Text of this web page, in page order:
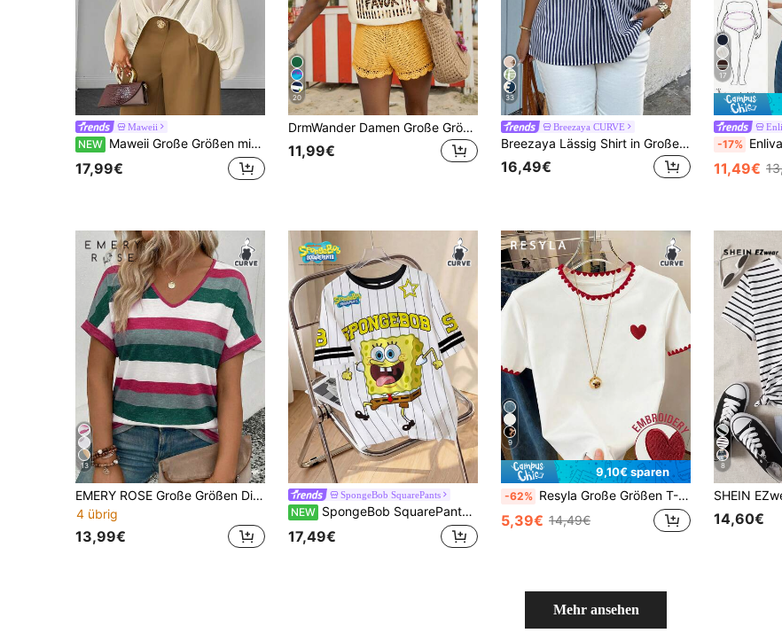
Maweii
NEW Maweii Große Größen minimalistische elegante sonnenschutzfähige vielseitige romantische Bluse
17,99€
20
DrmWander Damen Große Größen Rundhals T-Shirt mit Buchstaben- und Fruchtdruck, vielseitig für den täglichen Ausgang, Kurzarm
11,99€
33
Breezaya CURVE
Breezaya Lässig Shirt in Große Größen mit Fledermausärmeln und Streifen
16,49€
17
-17% Enliva Figurbetontes Damen T-Shirt in Große Größen
11,49€
13
EMERY ROSE Große Größen Digital Bedrucktes T-Shirt, Neuankömmling Damen Große Größen Mode Bedrucktes Gestreiftes V-Ausschnitt Vielseitiges Buntes Retro Kurzarm T-Shirt
4 übrig
13,99€
SpongeBob SquarePants
NEW SpongeBob SquarePants | SHEIN Damen-T-Shirt in großen Größen mit Cartoon-Muster, lässig für den Alltag, Kurzarm
17,49€
9
9,10€ sparen
-62% Resyla Große Größen T-Shirt, neues Sommer-Design, Spitzen-bestickter Kragen & Ärmel, klassisches Herz-Muster, hochwertige Stickerei-Verarbeitung, elegante Ausstrahlung, lässig-vielseitiger Schnitt, bequemes Tragegefühl, für Outdoor, Dates
5,39€ 14,49€
8
14,60€
Mehr ansehen